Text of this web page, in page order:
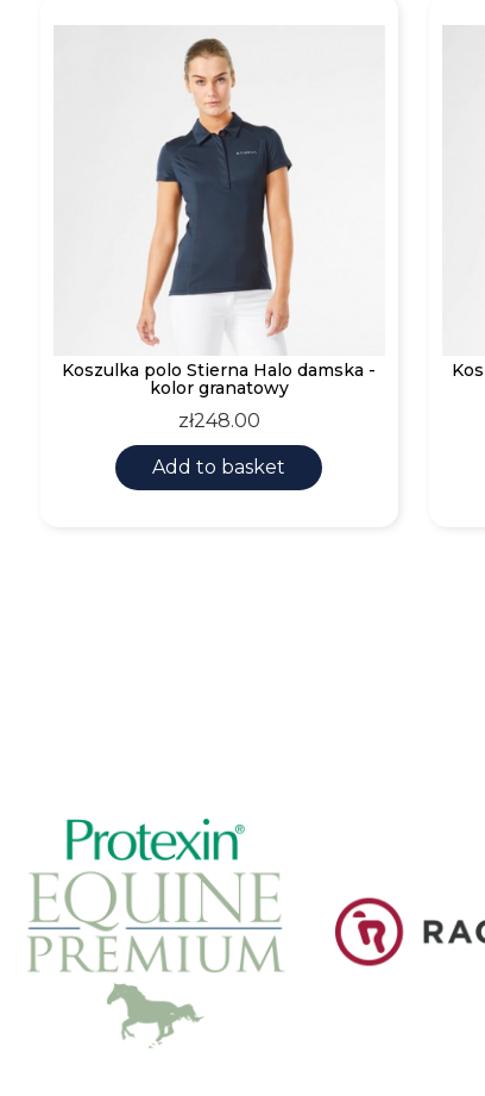
Koszulka polo Stierna Halo damska -
kolor granatowy
Price
zł248.00
Add to basket